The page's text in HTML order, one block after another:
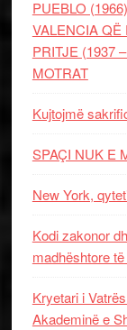
PUEBLO
VALENCIA
PRITJE (1937
MOTRAT
Kujtojmë
SPAÇI NUK E
New York,
Kodi zakonor
madhështore
Kryetari i
Akademinë e